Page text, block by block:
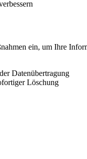
ein, um Ihre
Datenübertragung
Löschung